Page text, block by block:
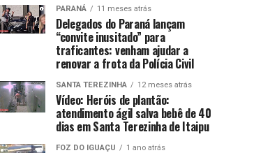
PARANÁ 11 meses atrás
Delegados do Paraná lançam
“convite inusitado” para
traficantes: venham ajudar a
renovar a frota da Polícia Civil
SANTA TEREZINHA 12 meses atrás
Vídeo: Heróis de plantão:
atendimento ágil salva bebê de 40
dias em Santa Terezinha de Itaipu
FOZ DO IGUAÇU 1 ano atrás